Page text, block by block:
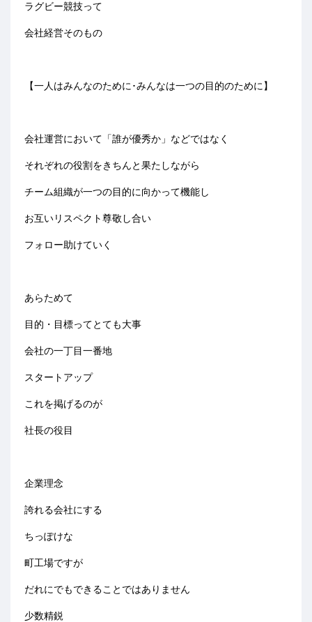
ラグビー競技って
会社経営そのもの
【一人はみんなのために･みんなは一つの目的のために】
会社運営において「誰が優秀か」などではなく
それぞれの役割をきちんと果たしながら
チーム組織が一つの目的に向かって機能し
お互いリスペクト尊敬し合い
フォロー助けていく
あらためて
目的・目標ってとても大事
会社の一丁目一番地
スタートアップ
これを掲げるのが
社長の役目
企業理念
誇れる会社にする
ちっぽけな
町工場ですが
だれにでもできることではありません
少数精鋭